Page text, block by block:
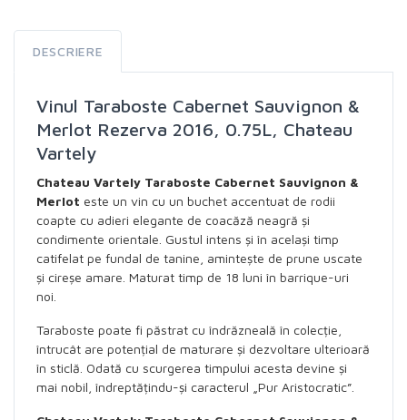
DESCRIERE
Vinul Taraboste Cabernet Sauvignon &
Merlot Rezerva 2016, 0.75L, Chateau
Vartely
Chateau Vartely Taraboste Cabernet Sauvignon &
Merlot este un vin cu un buchet accentuat de rodii
coapte cu adieri elegante de coacăză neagră și
condimente orientale. Gustul intens și în același timp
catifelat pe fundal de tanine, amintește de prune uscate
și cireșe amare. Maturat timp de 18 luni în barrique-uri
noi.
Taraboste poate fi păstrat cu îndrăzneală în colecție,
întrucât are potențial de maturare și dezvoltare ulterioară
în sticlă. Odată cu scurgerea timpului acesta devine și
mai nobil, îndreptățindu-și caracterul „Pur Aristocratic”.